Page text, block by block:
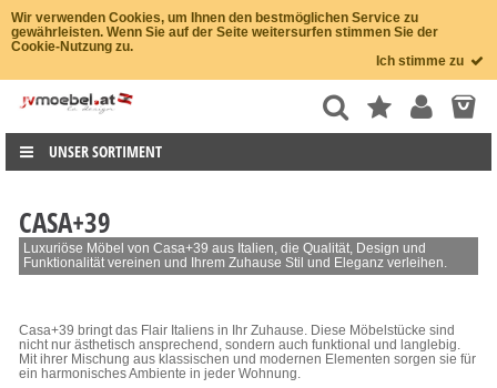
Wir verwenden Cookies, um Ihnen den bestmöglichen Service zu
gewährleisten. Wenn Sie auf der Seite weitersurfen stimmen Sie der
Cookie-Nutzung zu.
Ich stimme zu
UNSER SORTIMENT
CASA+39
Luxuriöse Möbel von Casa+39 aus Italien, die Qualität, Design und
Funktionalität vereinen und Ihrem Zuhause Stil und Eleganz verleihen.
Casa+39 bringt das Flair Italiens in Ihr Zuhause. Diese Möbelstücke sind
nicht nur ästhetisch ansprechend, sondern auch funktional und langlebig.
Mit ihrer Mischung aus klassischen und modernen Elementen sorgen sie für
ein harmonisches Ambiente in jeder Wohnung.